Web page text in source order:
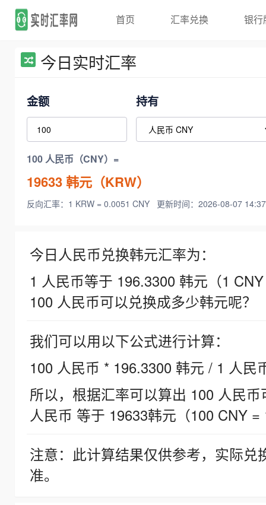
首页 汇率兑换 银行
今日实时汇率
金额 持有
100 人民币（CNY）=
19633韩元（KRW）
反向汇率：1 KRW = 0.0051 CNY 更新时间：2026-08-07
今日人民币兑换韩元汇率为：
1 人民币等于 196.3300 韩元（1
100 人民币可以兑换成多少韩元呢？
我们可以用以下公式进行计算：
100 人民币 * 196.3300 韩元 / 1 人民
所以，根据汇率可以算出 100 人民
人民币 等于 19633韩元（100 CNY =
注意：此计算结果仅供参考，实际
准。